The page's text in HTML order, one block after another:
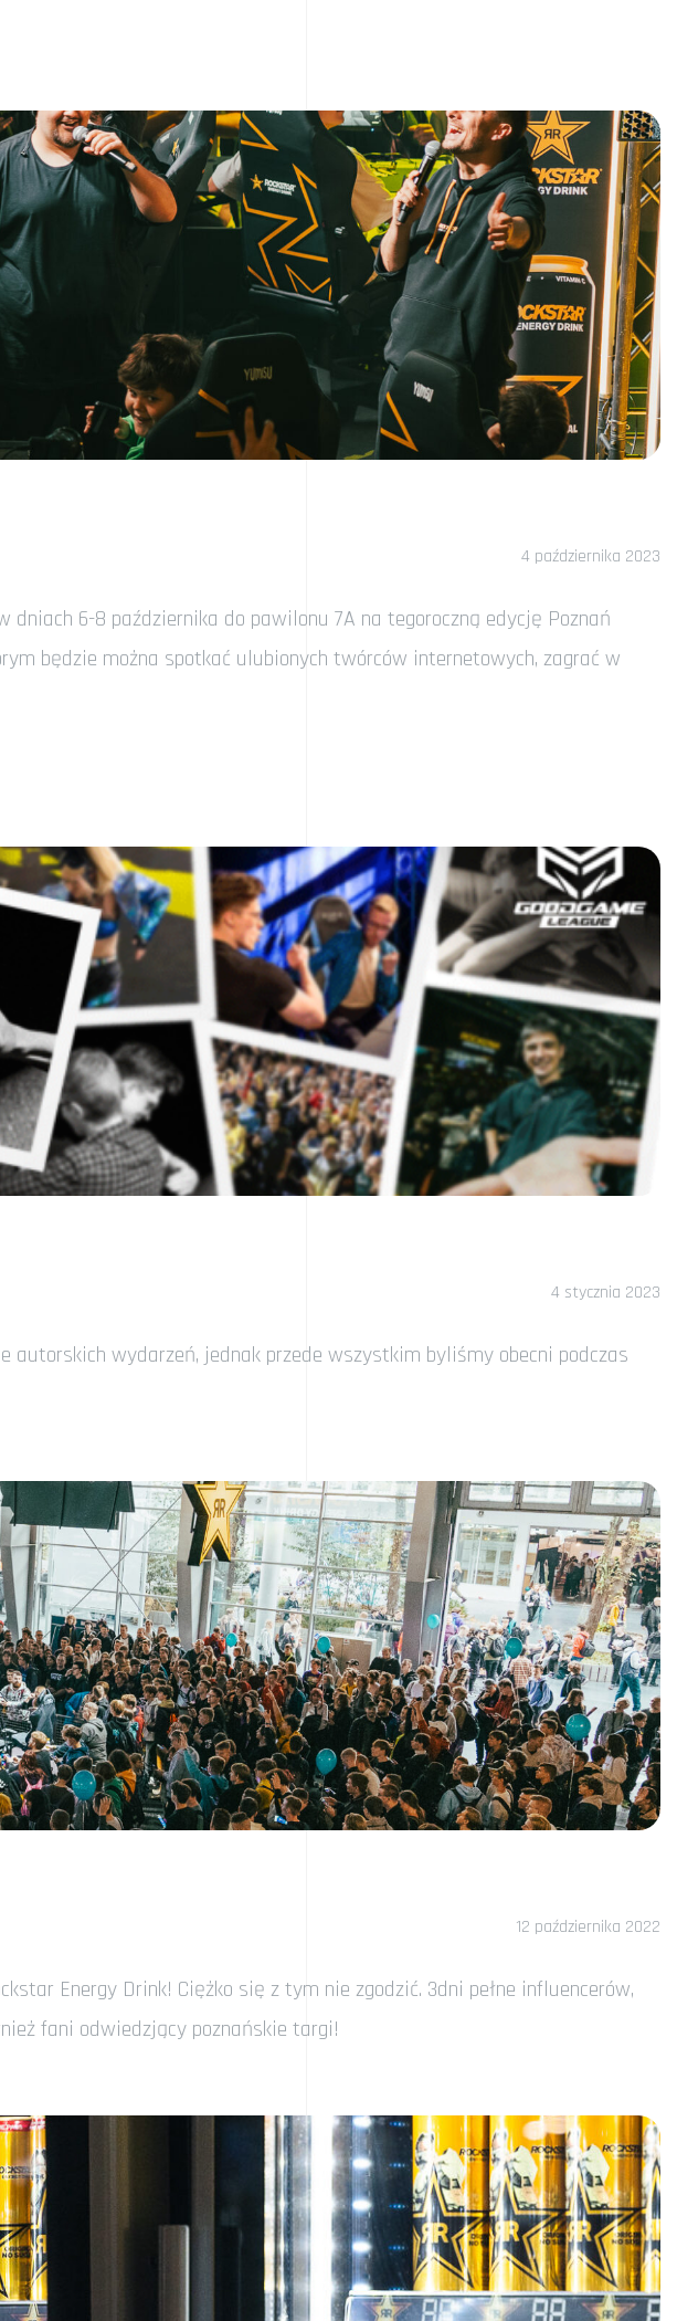
4 października 2023
dniach 6-8 października do pawilonu 7A na tegoroczną edycję Poznań
będzie można spotkać ulubionych twórców internetowych, zagrać w
4 stycznia 2023
wydarzeń, jednak przede wszystkim byliśmy obecni podczas
12 października 2022
Energy Drink! Ciężko się z tym nie zgodzić. 3dni pełne influencerów,
fani odwiedzjący poznańskie targi!